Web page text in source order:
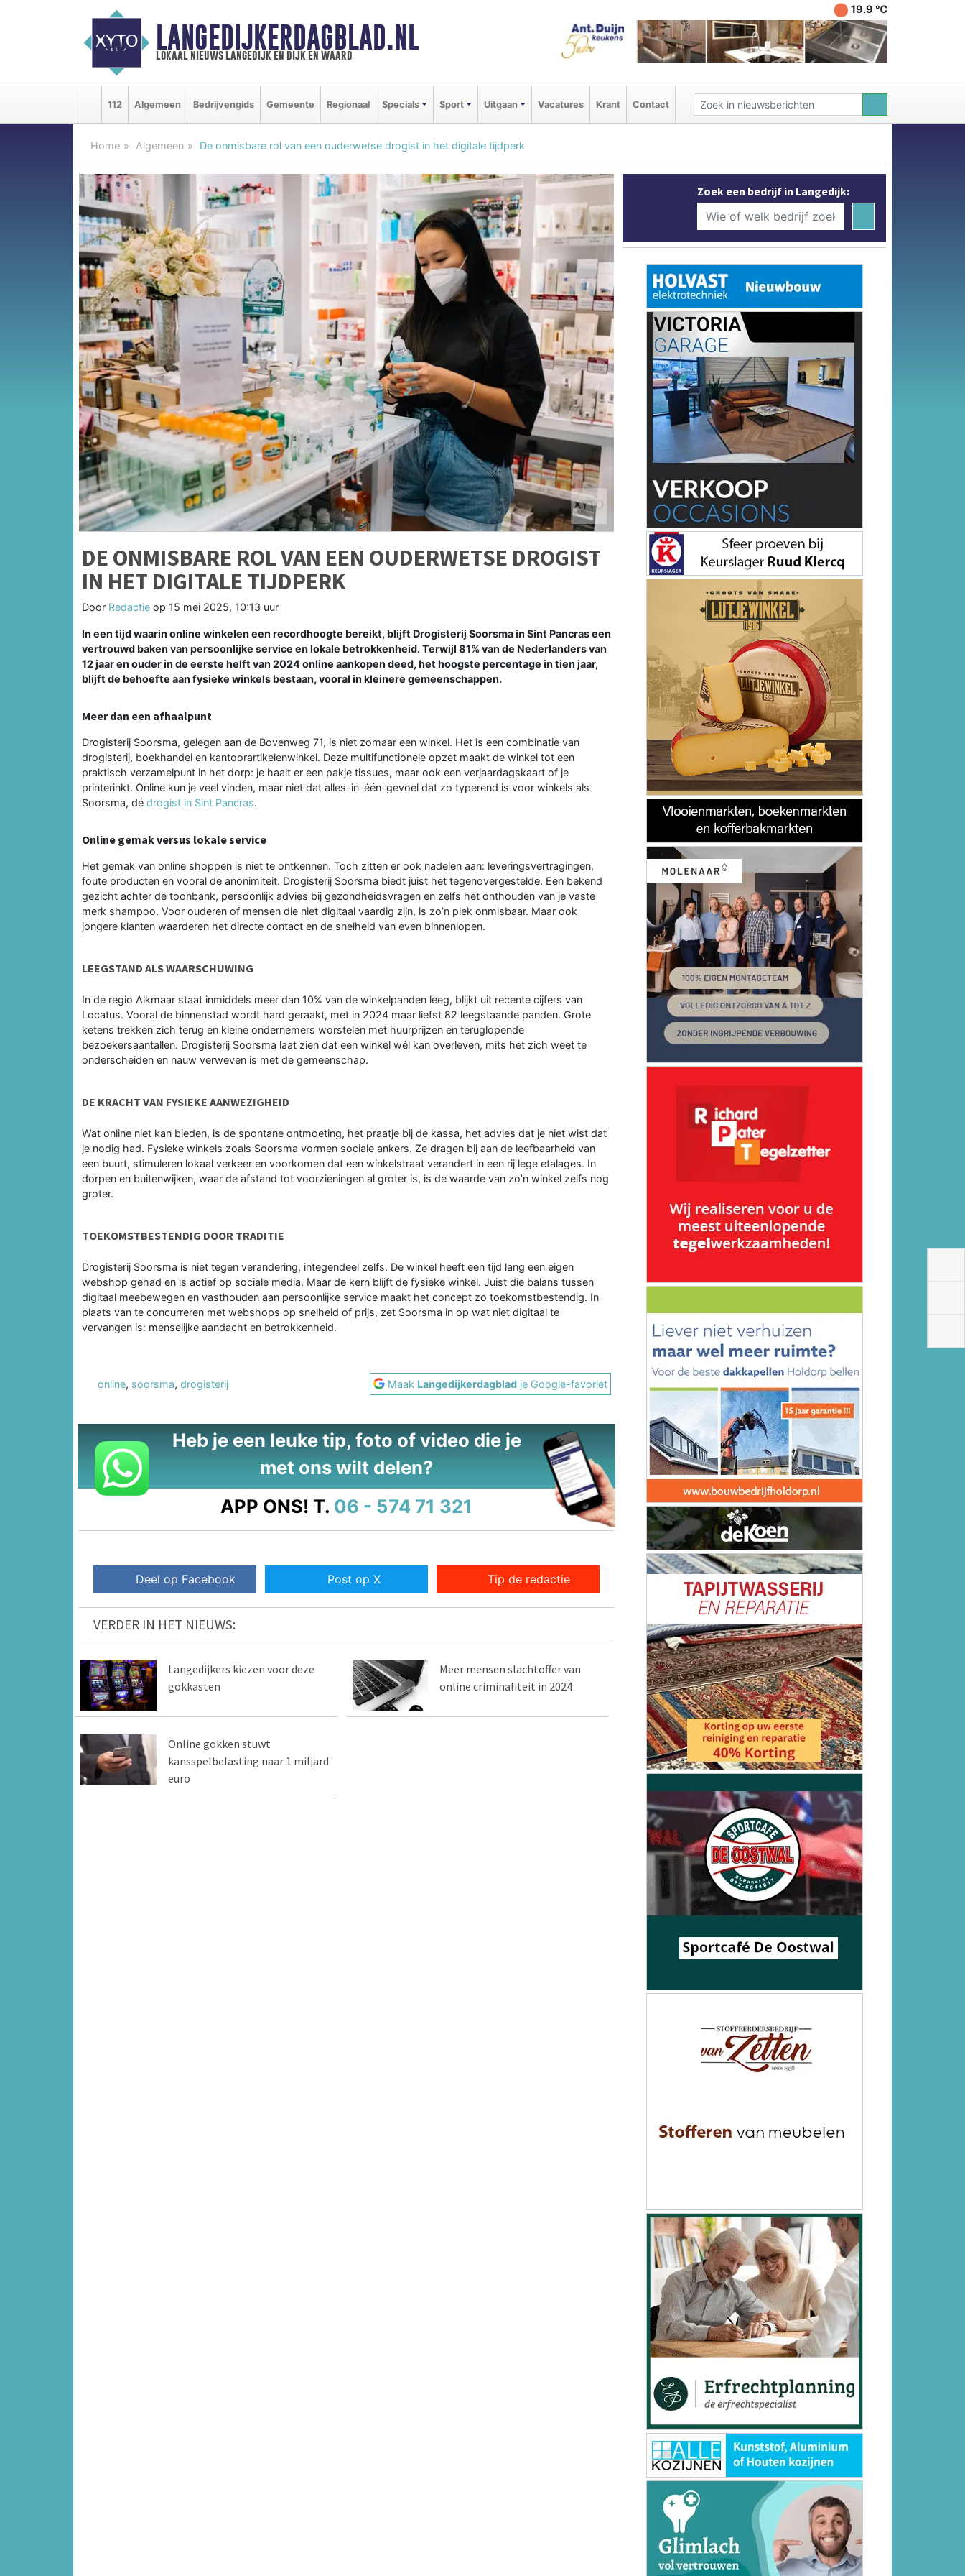
LANGEDIJKERDAGBLAD.NL
lokaal nieuws langedijk en dijk en waard
19.9 ℃
112 Algemeen Bedrijvengids Gemeente Regionaal Specials Sport Uitgaan Vacatures Krant Contact
Home Algemeen De onmisbare rol van een ouderwetse drogist in het digitale tijdperk
DE ONMISBARE ROL VAN EEN OUDERWETSE DROGIST
IN HET DIGITALE TIJDPERK
Door Redactie op 15 mei 2025, 10:13 uur
In een tijd waarin online winkelen een recordhoogte bereikt, blijft Drogisterij Soorsma in Sint Pancras een
vertrouwd baken van persoonlijke service en lokale betrokkenheid. Terwijl 81% van de Nederlanders van
12 jaar en ouder in de eerste helft van 2024 online aankopen deed, het hoogste percentage in tien jaar,
blijft de behoefte aan fysieke winkels bestaan, vooral in kleinere gemeenschappen.
Meer dan een afhaalpunt
Drogisterij Soorsma, gelegen aan de Bovenweg 71, is niet zomaar een winkel. Het is een combinatie van
drogisterij, boekhandel en kantoorartikelenwinkel. Deze multifunctionele opzet maakt de winkel tot een
praktisch verzamelpunt in het dorp: je haalt er een pakje tissues, maar ook een verjaardagskaart of je
printerinkt. Online kun je veel vinden, maar niet dat alles-in-één-gevoel dat zo typerend is voor winkels als
Soorsma, dé drogist in Sint Pancras.
Online gemak versus lokale service
Het gemak van online shoppen is niet te ontkennen. Toch zitten er ook nadelen aan: leveringsvertragingen,
foute producten en vooral de anonimiteit. Drogisterij Soorsma biedt juist het tegenovergestelde. Een bekend
gezicht achter de toonbank, persoonlijk advies bij gezondheidsvragen en zelfs het onthouden van je vaste
merk shampoo. Voor ouderen of mensen die niet digitaal vaardig zijn, is zo’n plek onmisbaar. Maar ook
jongere klanten waarderen het directe contact en de snelheid van even binnenlopen.
LEEGSTAND ALS WAARSCHUWING
In de regio Alkmaar staat inmiddels meer dan 10% van de winkelpanden leeg, blijkt uit recente cijfers van
Locatus. Vooral de binnenstad wordt hard geraakt, met in 2024 maar liefst 82 leegstaande panden. Grote
ketens trekken zich terug en kleine ondernemers worstelen met huurprijzen en teruglopende
bezoekersaantallen. Drogisterij Soorsma laat zien dat een winkel wél kan overleven, mits het zich weet te
onderscheiden en nauw verweven is met de gemeenschap.
DE KRACHT VAN FYSIEKE AANWEZIGHEID
Wat online niet kan bieden, is de spontane ontmoeting, het praatje bij de kassa, het advies dat je niet wist dat
je nodig had. Fysieke winkels zoals Soorsma vormen sociale ankers. Ze dragen bij aan de leefbaarheid van
een buurt, stimuleren lokaal verkeer en voorkomen dat een winkelstraat verandert in een rij lege etalages. In
dorpen en buitenwijken, waar de afstand tot voorzieningen al groter is, is de waarde van zo’n winkel zelfs nog
groter.
TOEKOMSTBESTENDIG DOOR TRADITIE
Drogisterij Soorsma is niet tegen verandering, integendeel zelfs. De winkel heeft een tijd lang een eigen
webshop gehad en is actief op sociale media. Maar de kern blijft de fysieke winkel. Juist die balans tussen
digitaal meebewegen en vasthouden aan persoonlijke service maakt het concept zo toekomstbestendig. In
plaats van te concurreren met webshops op snelheid of prijs, zet Soorsma in op wat niet digitaal te
vervangen is: menselijke aandacht en betrokkenheid.
online, soorsma, drogisterij Maak Langedijkerdagblad je Google-favoriet
Heb je een leuke tip, foto of video die je
met ons wilt delen?
APP ONS! T. 06 - 574 71 321
Deel op Facebook Post op X Tip de redactie
VERDER IN HET NIEUWS:
Langedijkers kiezen voor deze
gokkasten
Meer mensen slachtoffer van
online criminaliteit in 2024
Online gokken stuwt
kansspelbelasting naar 1 miljard
euro
Zoek een bedrijf in Langedijk: